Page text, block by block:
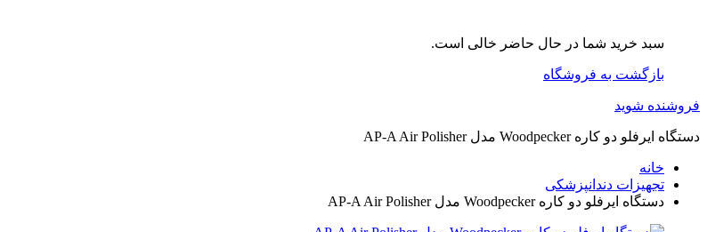
سبد خرید شما در حال حاضر خالی است.
بازگشت به فروشگاه
فروشنده شوید
دستگاه ایرفلو دو کاره Woodpecker مدل AP-A Air Polisher
خانه
تجهیزات دندانپزشکی
دستگاه ایرفلو دو کاره Woodpecker مدل AP-A Air Polisher